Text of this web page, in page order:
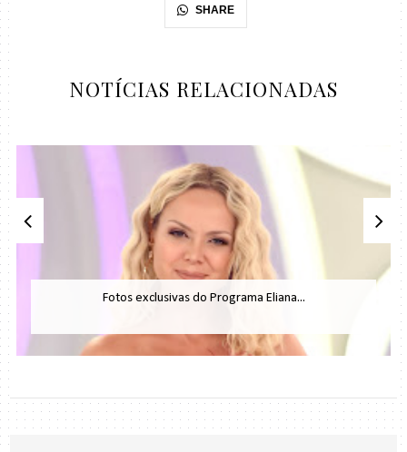
SHARE
NOTÍCIAS RELACIONADAS
Fotos exclusivas do Programa Eliana...